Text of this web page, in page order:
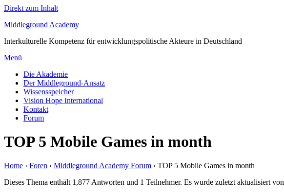
Direkt zum Inhalt
Middleground Academy
Interkulturelle Kompetenz für entwicklungspolitische Akteure in Deutschland
Menü
Die Akademie
Der Middleground-Ansatz
Wissensspeicher
Vision Hope International
Kontakt
Forum
TOP 5 Mobile Games in month
Home › Foren › Middleground Academy Forum › TOP 5 Mobile Games in month
Dieses Thema enthält 1,877 Antworten und 1 Teilnehmer. Es wurde zuletzt aktualisiert von